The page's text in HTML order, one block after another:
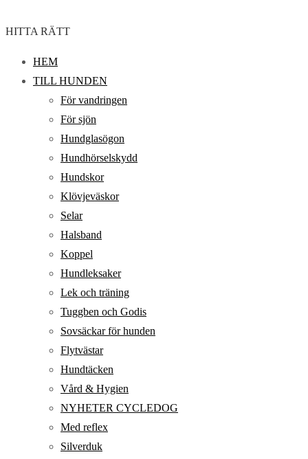
HITTA RÄTT
HEM
TILL HUNDEN
För vandringen
För sjön
Hundglasögon
Hundhörselskydd
Hundskor
Klövjeväskor
Selar
Halsband
Koppel
Hundleksaker
Lek och träning
Tuggben och Godis
Sovsäckar för hunden
Flytvästar
Hundtäcken
Vård & Hygien
NYHETER CYCLEDOG
Med reflex
Silverduk